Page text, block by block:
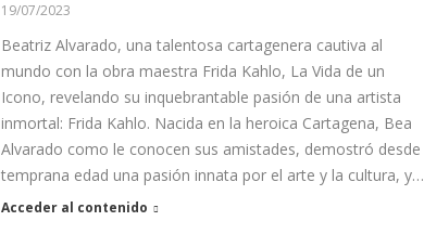
19/07/2023
Beatriz Alvarado, una talentosa cartagenera cautiva al
mundo con la obra maestra Frida Kahlo, La Vida de un
Icono, revelando su inquebrantable pasión de una artista
inmortal: Frida Kahlo. Nacida en la heroica Cartagena, Bea
Alvarado como le conocen sus amistades, demostró desde
temprana edad una pasión innata por el arte y la cultura, y…
Acceder al contenido